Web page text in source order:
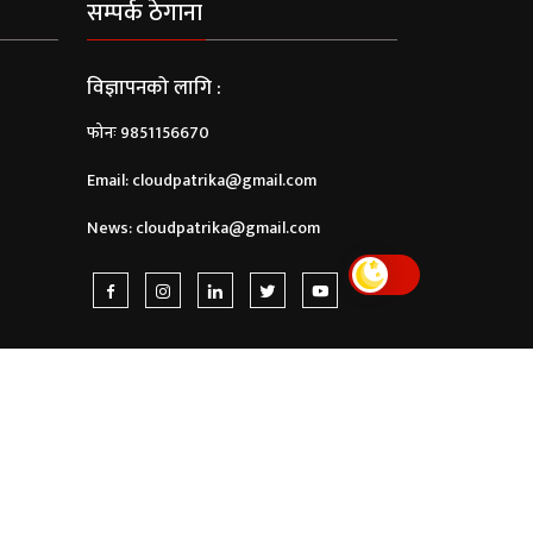
सम्पर्क ठेगाना
विज्ञापनको लागि :
फोनः 9851156670
Email:cloudpatrika@gmail.com
News:cloudpatrika@gmail.com